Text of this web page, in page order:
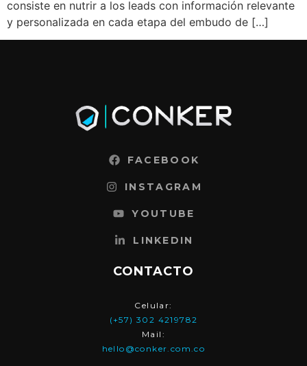
consiste en nutrir a los leads con información relevante
y personalizada en cada etapa del embudo de […]
FACEBOOK
INSTAGRAM
YOUTUBE
LINKEDIN
CONTACTO
Celular:
(+57) 302 4219782
Mail:
hello@conker.com.co